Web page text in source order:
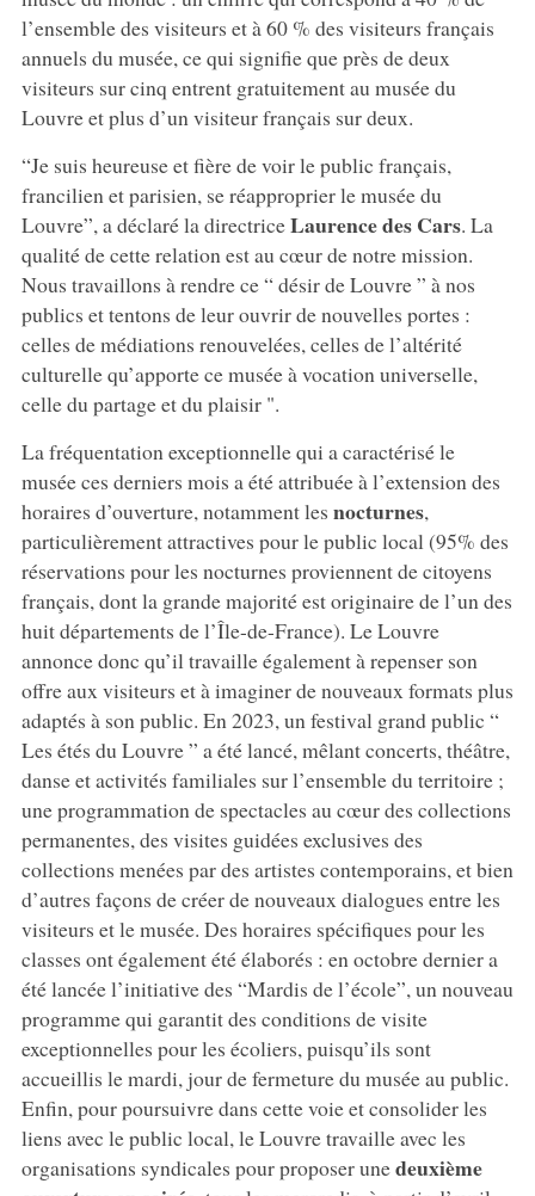
l’ensemble des visiteurs et à 60 % des visiteurs français
annuels du musée, ce qui signifie que près de deux
visiteurs sur cinq entrent gratuitement au musée du
Louvre et plus d’un visiteur français sur deux.
“Je suis heureuse et fière de voir le public français,
francilien et parisien, se réapproprier le musée du
Louvre”, a déclaré la directriceLaurence des Cars. La
qualité de cette relation est au cœur de notre mission.
Nous travaillons à rendre ce “ désir de Louvre ” à nos
publics et tentons de leur ouvrir de nouvelles portes :
celles de médiations renouvelées, celles de l’altérité
culturelle qu’apporte ce musée à vocation universelle,
celle du partage et du plaisir ".
La fréquentation exceptionnelle qui a caractérisé le
musée ces derniers mois a été attribuée à l’extension des
horaires d’ouverture, notamment les nocturnes,
particulièrement attractives pour le public local (95% des
réservations pour les nocturnes proviennent de citoyens
français, dont la grande majorité est originaire de l’un des
huit départements de l’Île-de-France). Le Louvre
annonce donc qu’il travaille également à repenser son
offre aux visiteurs et à imaginer de nouveaux formats plus
adaptés à son public. En 2023, un festival grand public “
Les étés du Louvre ” a été lancé, mêlant concerts, théâtre,
danse et activités familiales sur l’ensemble du territoire ;
une programmation de spectacles au cœur des collections
permanentes, des visites guidées exclusives des
collections menées par des artistes contemporains, et bien
d’autres façons de créer de nouveaux dialogues entre les
visiteurs et le musée. Des horaires spécifiques pour les
classes ont également été élaborés : en octobre dernier a
été lancée l’initiative des “Mardis de l’école”, un nouveau
programme qui garantit des conditions de visite
exceptionnelles pour les écoliers, puisqu’ils sont
accueillis le mardi, jour de fermeture du musée au public.
Enfin, pour poursuivre dans cette voie et consolider les
liens avec le public local, le Louvre travaille avec les
organisations syndicales pour proposer unedeuxième